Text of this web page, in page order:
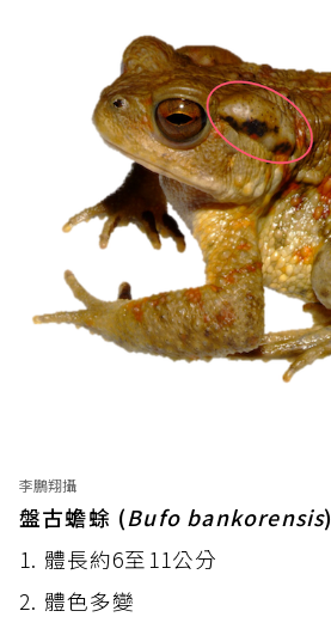
李鵬翔攝
盤古蟾蜍 (Bufo bankorensis)
1. 體長約6至11公分
2. 體色多變